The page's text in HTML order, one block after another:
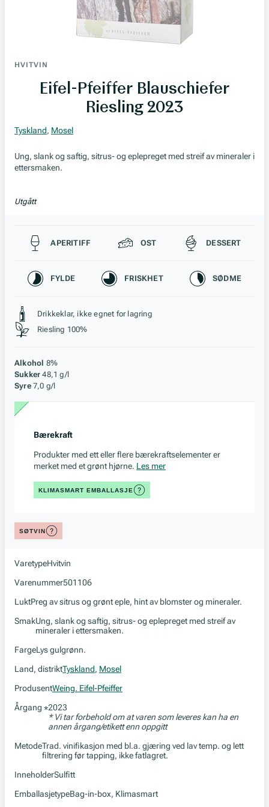
HVITVIN
Eifel-Pfeiffer Blauschiefer
Riesling 2023
Tyskland, Mosel
Ung, slank og saftig, sitrus- og eplepreget med streif av mineraler i
ettersmaken.
Utgått
Passer til
APERITIFF OST DESSERT
Karakteristikk
FYLDE FRISKHET SØDME
Stil, lagring og råstoff
Drikkeklar, ikke egnet for lagring
Riesling 100%
Alkohol 8%
Sukker 48,1 g/l
Syre 7,0 g/l
Bærekraft
Produkter med ett eller flere bærekraftselementer er
merket med et grønt hjørne. Les mer
KLIMASMART EMBALLASJE
SØTVIN
VaretypeHvitvin
Varenummer501106
LuktPreg av sitrus og grønt eple, hint av blomster og mineraler.
SmakUng, slank og saftig, sitrus- og eplepreget med streif av
mineraler i ettersmaken.
FargeLys gulgrønn.
Land, distriktTyskland, Mosel
ProdusentWeing. Eifel-Pfeiffer
Årgang *2023
* Vi tar forbehold om at varen som leveres kan ha en
annen årgang/etikett enn oppgitt
MetodeTrad. vinifikasjon med bl.a. gjæring ved lav temp. og lett
filtrering før tapping, ikke fatlagret.
InneholderSulfitt
EmballasjetypeBag-in-box, Klimasmart